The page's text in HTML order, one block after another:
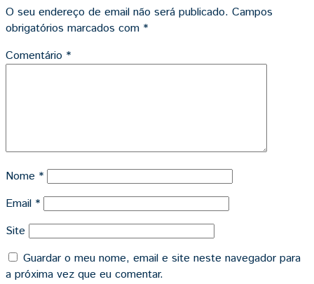
O seu endereço de email não será publicado. Campos
obrigatórios marcados com *
Comentário *
Nome *
Email *
Site
Guardar o meu nome, email e site neste navegador para
a próxima vez que eu comentar.